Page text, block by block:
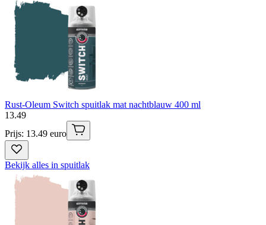
Rust-Oleum Switch spuitlak mat nachtblauw 400 ml
13.49
Prijs: 13.49 euro
Bekijk alles in spuitlak